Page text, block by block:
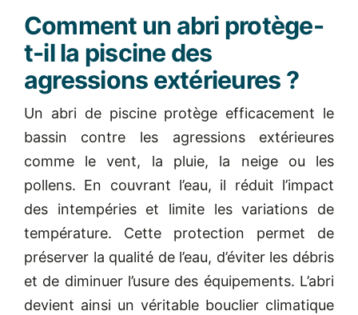
Comment un abri protège-
t-il la piscine des
agressions extérieures ?
Un abri de piscine protège efficacement le
bassin contre les agressions extérieures
comme le vent, la pluie, la neige ou les
pollens. En couvrant l’eau, il réduit l’impact
des intempéries et limite les variations de
température. Cette protection permet de
préserver la qualité de l’eau, d’éviter les débris
et de diminuer l’usure des équipements. L’abri
devient ainsi un véritable bouclier climatique